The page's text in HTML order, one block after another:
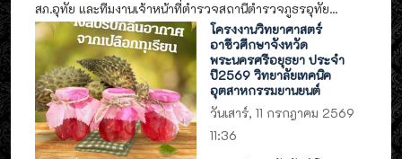
สภ.อุทัย และทีมงานเจ้าหน้าที่ตำรวจสถานีตำรวจภูธรอุทัย...
โครงงานวิทยาศาสตร์
อาชีวศึกษาจังหวัด
พระนครศรีอยุธยา ประจำ
ปี2569 วิทยาลัยเทคนิค
อุตสาหกรรมยานยนต์
วันเสาร์, 11 กรกฎาคม 2569
11:36